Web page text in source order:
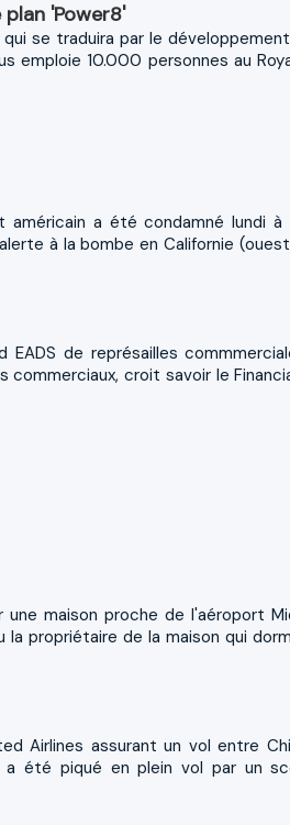
'Power8'
se traduira par le
emploie 10.000 personnes au
a été condamné lundi à
à la bombe en Californie
EADS de représailles
croit savoir le
maison proche de l'aéroport
propriétaire de la maison qui
Airlines assurant un vol entre
a été piqué en plein vol par un